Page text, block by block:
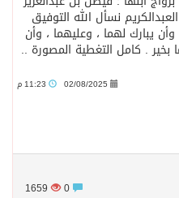
نسأل الله التوفيق
يبارك لهما ، وعليهما ، وأن
بخير . كامل التغطية المصورة ..
02/08/2025
1659